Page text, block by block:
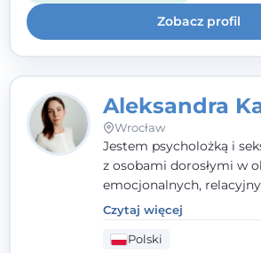
Zobacz profil
Aleksandra
Wrocław
Jestem psycholożką i
z osobami dorosłymi w
emocjonalnych,
w tym z osobami po
przemocy. Ukończyłam
kliniczną oraz studia
Czytaj więcej
Polski